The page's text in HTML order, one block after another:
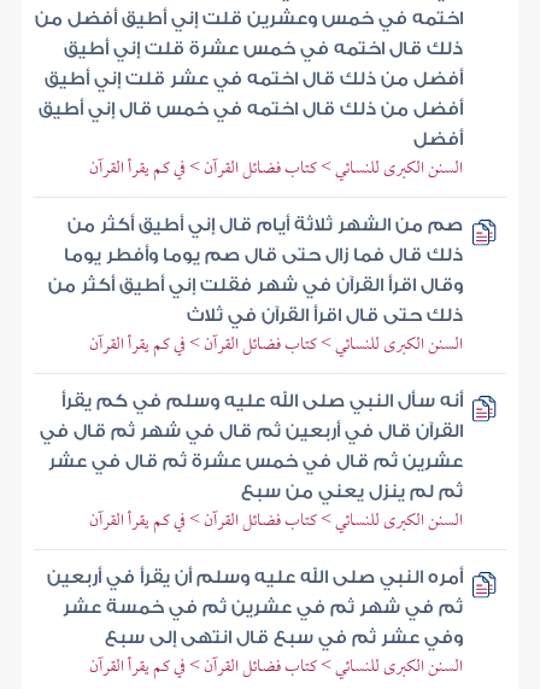
اختمه في خمس وعشرين قلت إني أطيق أفضل من
ذلك قال اختمه في خمس عشرة قلت إني أطيق
أفضل من ذلك قال اختمه في عشر قلت إني أطيق
أفضل من ذلك قال اختمه في خمس قال إني أطيق
أفضل
السنن الكبرى للنسائي > كتاب فضائل القرآن > في كم يقرأ القرآن
صم من الشهر ثلاثة أيام قال إني أطيق أكثر من
ذلك قال فما زال حتى قال صم يوما وأفطر يوما
وقال اقرأ القرآن في شهر فقلت إني أطيق أكثر من
ذلك حتى قال اقرأ القرآن في ثلاث
السنن الكبرى للنسائي > كتاب فضائل القرآن > في كم يقرأ القرآن
أنه سأل النبي صلى الله عليه وسلم في كم يقرأ
القرآن قال في أربعين ثم قال في شهر ثم قال في
عشرين ثم قال في خمس عشرة ثم قال في عشر
ثم لم ينزل يعني من سبع
السنن الكبرى للنسائي > كتاب فضائل القرآن > في كم يقرأ القرآن
أمره النبي صلى الله عليه وسلم أن يقرأ في أربعين
ثم في شهر ثم في عشرين ثم في خمسة عشر
وفي عشر ثم في سبع قال انتهى إلى سبع
السنن الكبرى للنسائي > كتاب فضائل القرآن > في كم يقرأ القرآن